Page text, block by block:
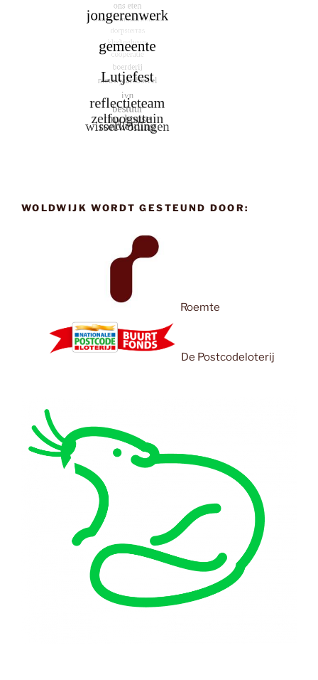
WOLDWIJK WORDT GESTEUND DOOR:
Roemte
De Postcodeloterij